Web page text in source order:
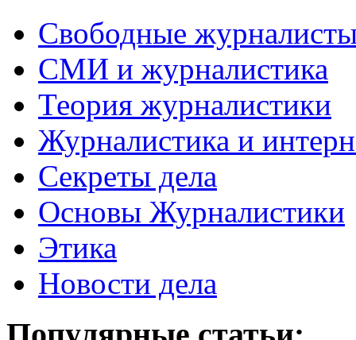
Свободные
СМИ и журналистика
Теория журналистики
Журналистика и
Секреты дела
Основы Журналистики
Этика
Новости дела